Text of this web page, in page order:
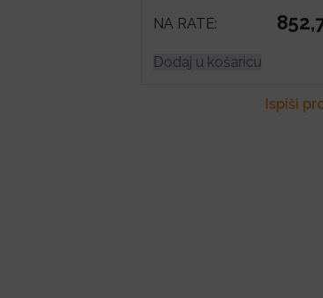
NA RATE:
Dodaj u košaricu
Ispiši